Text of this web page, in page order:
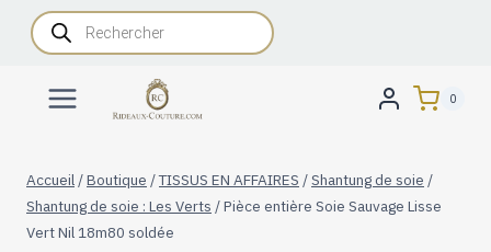
AllerRecherche
de
produits
0
Accueil /Boutique /TISSUS EN AFFAIRES /Shantung de soie /
Shantung de soie : Les Verts /Pièce entière Soie Sauvage Lisse
Vert Nil 18m80 soldée